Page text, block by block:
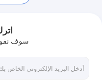
منظف ​​الكربوهيدرات
منظف ​​بالموجات فوق
سوف